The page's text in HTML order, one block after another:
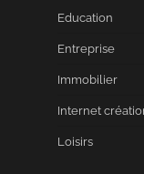
Education
Entreprise
Immobilier
Internet
Loisirs